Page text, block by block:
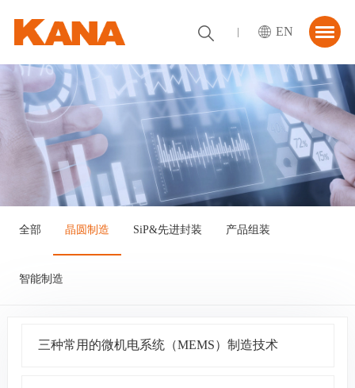
EN
首页
关于我们
决方案
资讯中心
全部 晶圆制造 SiP&先进封装 产品组装
智能制造
三种常用的微机电系统（MEMS）制造技术